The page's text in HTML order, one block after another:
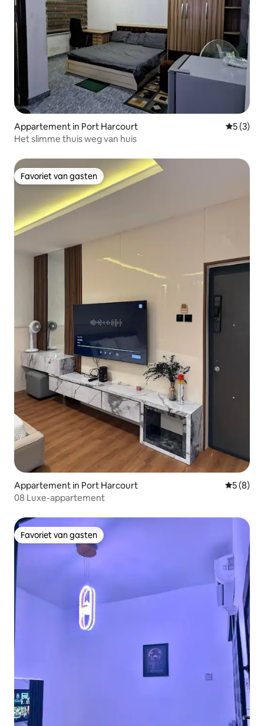
Appartement in Port Harcourt
5 (3)
Het slimme thuis weg van huis
Favoriet van gasten
Favoriet van gasten
Appartement in Port Harcourt
5 (8)
08 Luxe-appartement
Favoriet van gasten
Favoriet van gasten